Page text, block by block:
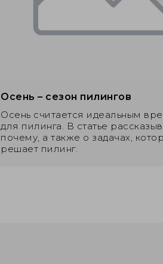
Осень – сезон пилингов
Осень считается идеальным
для пилинга. В статье
почему, а также о задачах,
решает пилинг.